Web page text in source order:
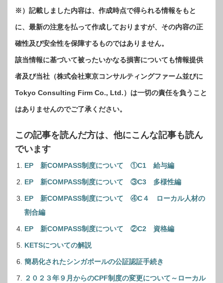
※）記載しました内容は、作成時点で得られる情報をもと
に、最新の注意を払って作成しておりますが、その内容の正
確性及び安全性を保障するものではありません。
該当情報に基づいて被ったいかなる損害についても情報提供
者及び当社（株式会社東京コンサルティングファーム並びに
Tokyo Consulting Firm Co., Ltd.）は一切の責任を負うこと
はありませんのでご了承ください。
この記事を読んだ方は、他にこんな記事も読ん
でいます
EP 新COMPASS制度について ①C1 給与編
EP 新COMPASS制度について ③C3 多様性編
EP 新COMPASS制度について ④C４ ローカル人材の
割合編
EP 新COMPASS制度について ②C2 資格編
KETSについての解説
簡易化されたシンガポールの公証認証手続き
２０２３年９月からのCPF制度の変更について～ローカル